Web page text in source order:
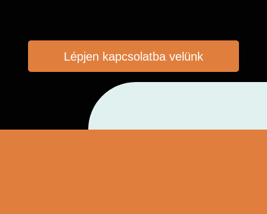
Lépjen kapcsolatba velünk